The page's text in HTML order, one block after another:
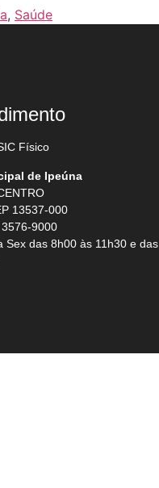
, Saúde
Físico
de Ipeúna
13537-000
9000
Sex das 8h00 às 11h30 e das